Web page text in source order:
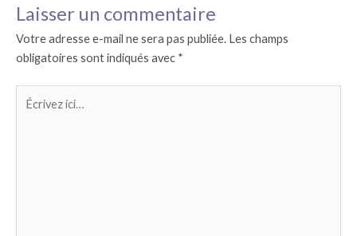
Laisser un commentaire
Votre adresse e-mail ne sera pas publiée. Les champs
obligatoires sont indiqués avec *
ici…